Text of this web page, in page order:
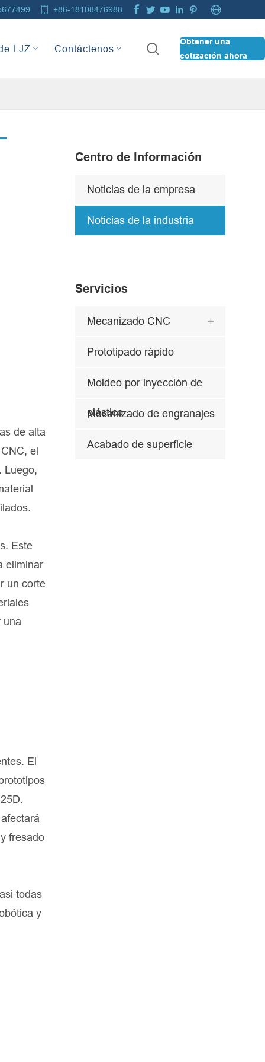
 +86-18108476988      
LJZ Contáctenos 
Obtener una
cotización ahora
de alta
el
Luego,
Este
eliminar
un corte
una
El
fresado
todas
y
Centro de Información
Noticias de la empresa
Noticias de la industria
Servicios
Mecanizado CNC 
Prototipado rápido
Moldeo por inyección de
plástico
Mecanizado de engranajes
Acabado de superficie